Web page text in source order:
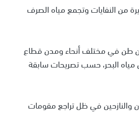
من النفايات وتجمع مياه الصرف
ربع مليون طن في مختلف أنحاء ومدن قطاع
البحر، حسب تصريحات سابقة
والنازحين في ظل تراجع مقومات